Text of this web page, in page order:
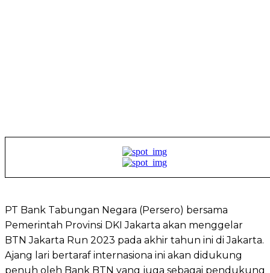
PT Bank Tabungan Negara (Persero) bersama
Pemerintah Provinsi DKI Jakarta akan menggelar
BTN Jakarta Run 2023 pada akhir tahun ini di Jakarta.
Ajang lari bertaraf internasiona ini akan didukung
penuh oleh Bank BTN yang juga sebagai pendukung